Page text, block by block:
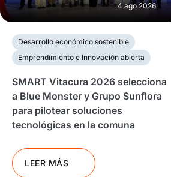
4 ago 2026
Desarrollo económico sostenible
Emprendimiento e Innovación abierta
SMART Vitacura 2026 selecciona
a Blue Monster y Grupo Sunflora
para pilotear soluciones
tecnológicas en la comuna
LEER MÁS